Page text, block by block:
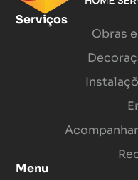
Serviços
Obras
Menu